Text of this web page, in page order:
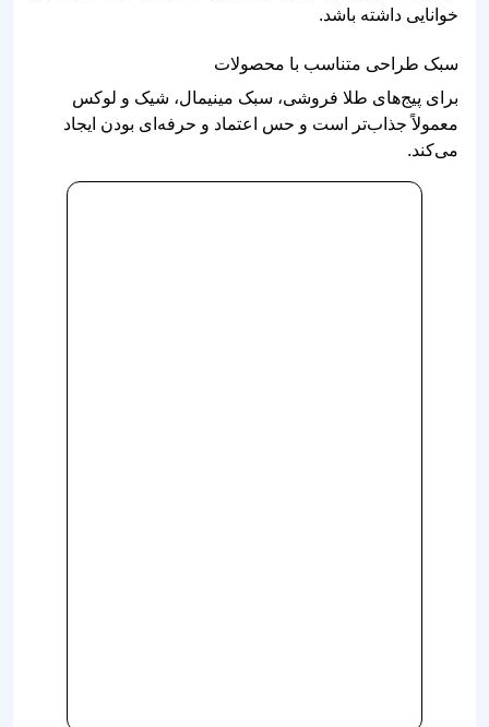
خوانایی داشته باشد.
سبک طراحی متناسب با محصولات
برای پیج‌های طلا فروشی، سبک مینیمال، شیک و لوکس
معمولاً جذاب‌تر است و حس اعتماد و حرفه‌ای بودن ایجاد
می‌کند.